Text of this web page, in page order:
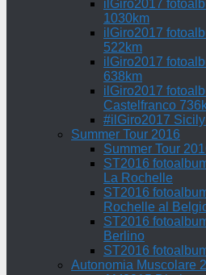
ilGiro2017
1030km
ilGiro2017
522km
ilGiro2017
638km
ilGiro2017
Castelfranco
#ilGiro2017
Summer Tour 2016
Summer Tour
ST2016
La Rochelle
ST2016
Rochelle al
ST2016
Berlino
ST2016
Autonomia Muscolare